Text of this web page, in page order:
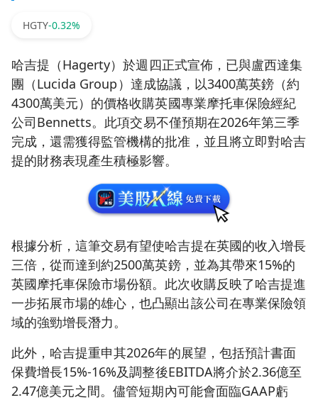
HGTY-0.32%
哈吉提（Hagerty）於週四正式宣佈，已與盧西達集
團（Lucida Group）達成協議，以3400萬英鎊（約
4300萬美元）的價格收購英國專業摩托車保險經紀
公司Bennetts。此項交易不僅預期在2026年第三季
完成，還需獲得監管機構的批准，並且將立即對哈吉
提的財務表現產生積極影響。
根據分析，這筆交易有望使哈吉提在英國的收入增長
三倍，從而達到約2500萬英鎊，並為其帶來15%的
英國摩托車保險市場份額。此次收購反映了哈吉提進
一步拓展市場的雄心，也凸顯出該公司在專業保險領
域的強勁增長潛力。
此外，哈吉提重申其2026年的展望，包括預計書面
保費增長15%-16%及調整後EBITDA將介於2.36億至
2.47億美元之間。儘管短期內可能會面臨GAAP虧